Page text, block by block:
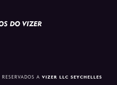
DO VIZER
AVIZER LLC SEYCHELLES